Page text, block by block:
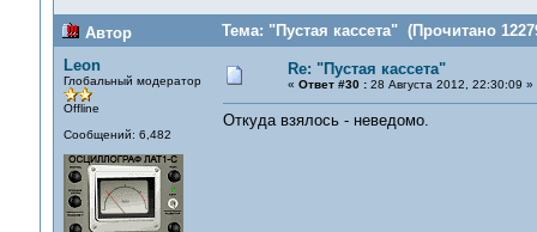
Автор
Тема: "Пустая кассета" (Прочитано
Leon
Глобальный модератор
Offline
Сообщений: 6,482
Re: "Пустая кассета"
« Ответ #30 :28 Августа 2012, 22:30:09 »
Откуда взялось - неведомо.